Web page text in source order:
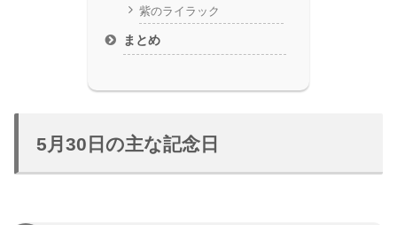
紫のライラック
まとめ
5月30日の主な記念日